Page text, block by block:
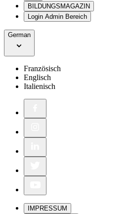
BILDUNGSMAGAZIN
Login Admin Bereich
German
Französisch
Englisch
Italienisch
IMPRESSUM